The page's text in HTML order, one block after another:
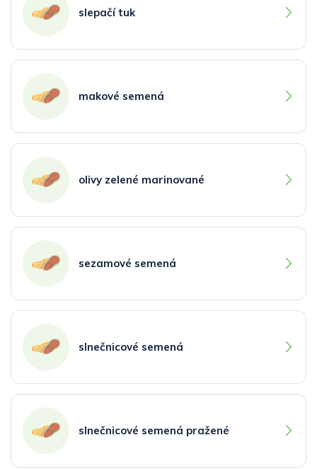
slepačí tuk
makové semená
olivy zelené marinované
sezamové semená
slnečnicové semená
slnečnicové semená pražené